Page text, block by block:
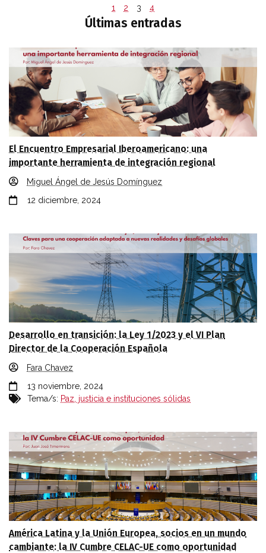
1
2 3 4
Últimas entradas
El Encuentro Empresarial Iberoamericano: una
importante herramienta de integración regional
Miguel Ángel de Jesús Domínguez
12 diciembre, 2024
Desarrollo en transición: la Ley 1/2023 y el VI Plan
Director de la Cooperación Española
Fara Chavez
13 noviembre, 2024
Tema/s: Paz, justicia e instituciones sólidas
América Latina y la Unión Europea, socios en un mundo
cambiante: la IV Cumbre CELAC-UE como oportunidad